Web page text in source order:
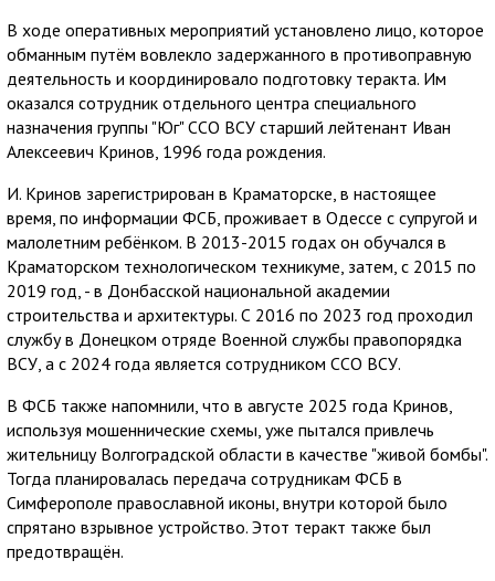
В ходе оперативных мероприятий установлено лицо, которое
обманным путём вовлекло задержанного в противоправную
деятельность и координировало подготовку теракта. Им
оказался сотрудник отдельного центра специального
назначения группы "Юг" ССО ВСУ старший лейтенант Иван
Алексеевич Кринов, 1996 года рождения.
И. Кринов зарегистрирован в Краматорске, в настоящее
время, по информации ФСБ, проживает в Одессе с супругой и
малолетним ребёнком. В 2013-2015 годах он обучался в
Краматорском технологическом техникуме, затем, с 2015 по
2019 год, - в Донбасской национальной академии
строительства и архитектуры. С 2016 по 2023 год проходил
службу в Донецком отряде Военной службы правопорядка
ВСУ, а с 2024 года является сотрудником ССО ВСУ.
В ФСБ также напомнили, что в августе 2025 года Кринов,
используя мошеннические схемы, уже пытался привлечь
жительницу Волгоградской области в качестве "живой бомбы".
Тогда планировалась передача сотрудникам ФСБ в
Симферополе православной иконы, внутри которой было
спрятано взрывное устройство. Этот теракт также был
предотвращён.